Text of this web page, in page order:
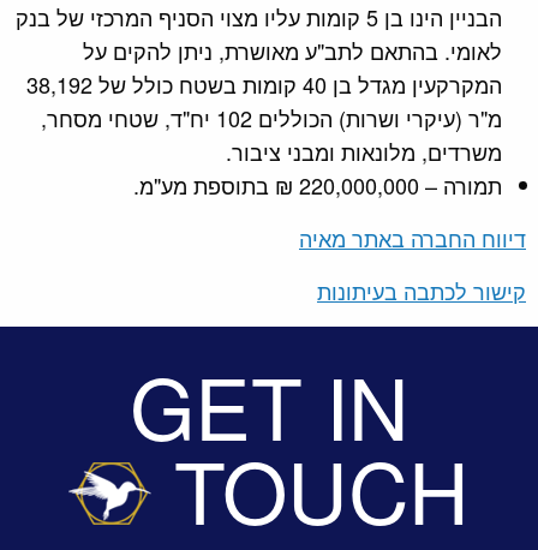
הבניין הינו בן 5 קומות עליו מצוי הסניף המרכזי של בנק
לאומי. בהתאם לתב"ע מאושרת, ניתן להקים על
המקרקעין מגדל בן 40 קומות בשטח כולל של 38,192
מ"ר (עיקרי ושרות) הכוללים 102 יח"ד, שטחי מסחר,
משרדים, מלונאות ומבני ציבור.
תמורה – 220,000,000 ₪ בתוספת מע"מ.
דיווח החברה באתר מאיה
קישור לכתבה בעיתונות
GET IN
TOUCH